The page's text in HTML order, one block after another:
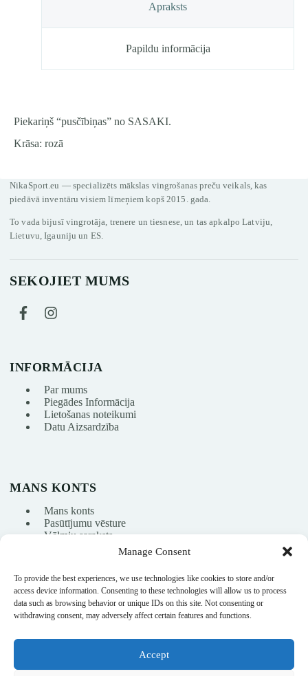
Manage Consent
To provide the best experiences, we use technologies like cookies to store and/or
access device information. Consenting to these technologies will allow us to process
data such as browsing behavior or unique IDs on this site. Not consenting or
withdrawing consent, may adversely affect certain features and functions.
Accept
Apraksts
Papildu informācija
Piekariņš “pusčībiņas” no SASAKI.
Krāsa: rozā
NikaSport.eu — specializēts mākslas vingrošanas preču veikals, kas
piedāvā inventāru visiem līmeņiem kopš 2015. gada.
To vada bijusī vingrotāja, trenere un tiesnese, un tas apkalpo Latviju,
Lietuvu, Igauniju un ES.
SEKOJIET MUMS
INFORMĀCIJA
Par mums
Piegādes Informācija
Lietošanas noteikumi
Datu Aizsardzība
MANS KONTS
Mans konts
Pasūtījumu vēsture
Vēlmju saraksts
info@nikasport.eu
+371 28228266